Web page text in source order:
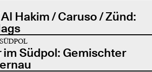
Hakim / Caruso / Zünd:
im Südpol: Gemischter